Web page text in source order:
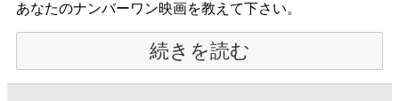
あなたのナンバーワン映画を教えて下さい。
続きを読む